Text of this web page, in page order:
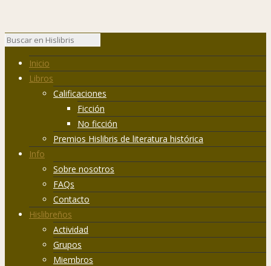
Inicio
Libros
Calificaciones
Ficción
No ficción
Premios Hislibris de literatura histórica
Info
Sobre nosotros
FAQs
Contacto
Hislibreños
Actividad
Grupos
Miembros